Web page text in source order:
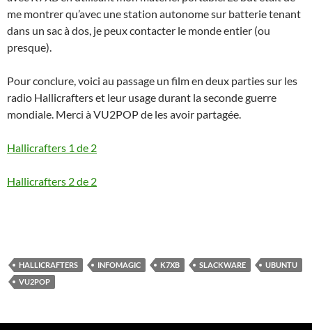
me montrer qu’avec une station autonome sur batterie tenant
dans un sac à dos, je peux contacter le monde entier (ou
presque).
Pour conclure, voici au passage un film en deux parties sur les
radio Hallicrafters et leur usage durant la seconde guerre
mondiale. Merci à VU2POP de les avoir partagée.
Hallicrafters 1 de 2
Hallicrafters 2 de 2
HALLICRAFTERS INFOMAGIC K7XB SLACKWARE
UBUNTU
VU2POP